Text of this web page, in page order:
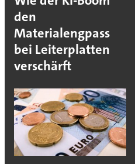
den
Materialengpass
bei Leiterplatten
verschärft